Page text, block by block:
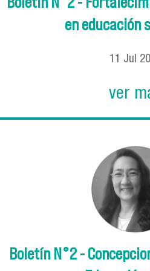
en educación
11 Jul
ver
Boletín N°2 -